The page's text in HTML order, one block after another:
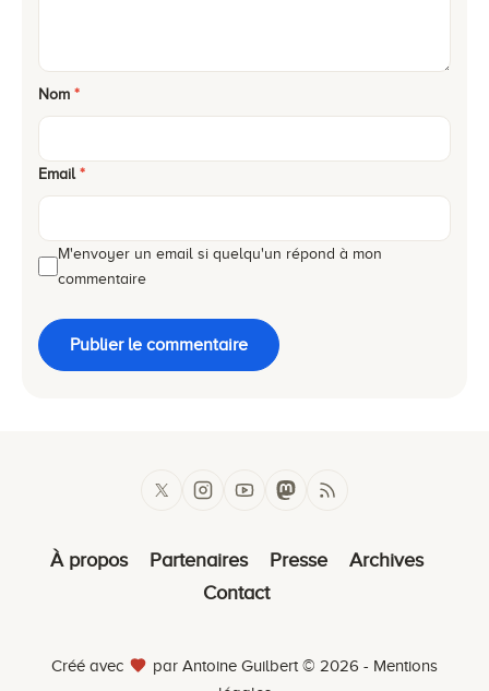
Nom *
Email *
M'envoyer un email si quelqu'un répond à mon
commentaire
Publier le commentaire
À propos Partenaires Presse
Archives
Contact
Créé avec par Antoine Guilbert © 2026 - Mentions